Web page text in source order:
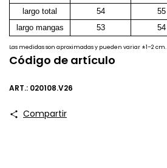
largo total
54 55
largo mangas
53 54
Las medidas son aproximadas y pueden variar ±1–2 cm.
Código de artículo
ART.: 020108.V26
Compartir